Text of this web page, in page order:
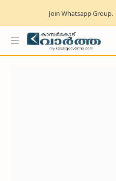
Join Whatsapp Group.